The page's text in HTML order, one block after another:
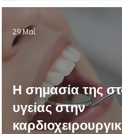
Η σημασία της
υγείας στην
29 Μαΐ